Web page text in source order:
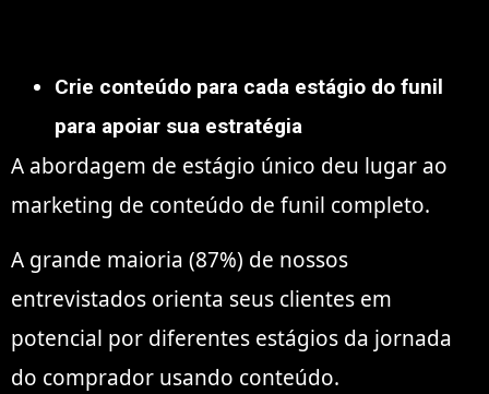
Crie conteúdo para cada estágio do funil
para apoiar sua estratégia
A abordagem de estágio único deu lugar ao
marketing de conteúdo de funil completo.
A grande maioria (87%) de nossos
entrevistados orienta seus clientes em
potencial por diferentes estágios da jornada
do comprador usando conteúdo.